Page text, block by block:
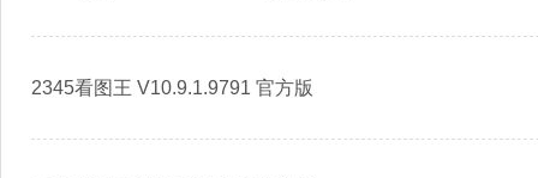
2345看图王 V10.9.1.9791 官方版